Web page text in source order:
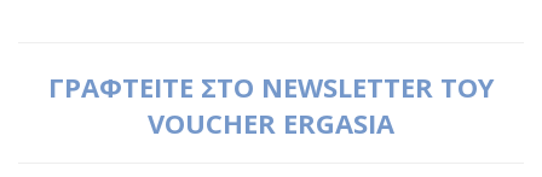
ΓΡΑΦΤΕΙΤΕ ΣΤΟ NEWSLETTER ΤΟΥ
VOUCHER ERGASIA